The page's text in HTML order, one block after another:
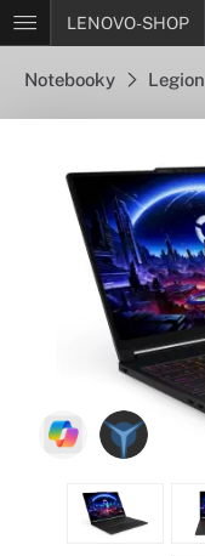
LENOVO-SHOP
Notebooky Legion